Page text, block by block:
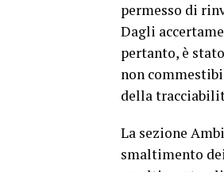
permesso di
Dagli
pertanto, è
non
della
La sezione
smaltimento